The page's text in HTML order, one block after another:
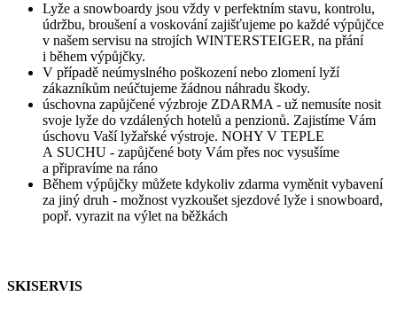
Lyže a snowboardy jsou vždy v perfektním stavu, kontrolu,
údržbu, broušení a voskování zajišťujeme po každé výpůjčce
v našem servisu na strojích WINTERSTEIGER, na přání
i během výpůjčky.
V případě neúmyslného poškození nebo zlomení lyží
zákazníkům neúčtujeme žádnou náhradu škody.
úschovna zapůjčené výzbroje ZDARMA - už nemusíte nosit
svoje lyže do vzdálených hotelů a penzionů. Zajistíme Vám
úschovu Vaší lyžařské výstroje. NOHY V TEPLE
A SUCHU - zapůjčené boty Vám přes noc vysušíme
a připravíme na ráno
Během výpůjčky můžete kdykoliv zdarma vyměnit vybavení
za jiný druh - možnost vyzkoušet sjezdové lyže i snowboard,
popř. vyrazit na výlet na běžkách
SKISERVIS